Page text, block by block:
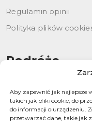
Aby zapewnić jak najlepsze
takich jak pliki cookie, do
do informacji o urządzeniu.
przetwarzać dane, takie jak
Regulamin opinii
Polityka plików
Podróże
Rejsy
Szyte na miarę